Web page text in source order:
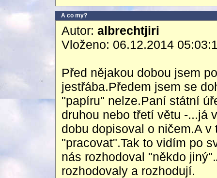
A co my?
Autor: albrechtjiri
Vloženo: 06.12.2014
Před nějakou dobou jsem
jestřába.Předem jsem se
"papíru" nelze.Paní státní
druhou nebo třetí větu -...já
dobu dopisoval o ničem.A
"pracovat".Tak to vidím po
nás rozhodoval "někdo
rozhodovaly a rozhodují.